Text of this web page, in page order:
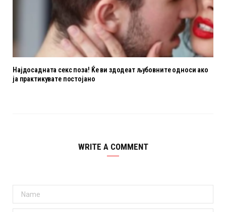
Најдосадната секс поза! Ќе ви здодеат љубовните oдноси ако
ја практикувате постојано
WRITE A COMMENT